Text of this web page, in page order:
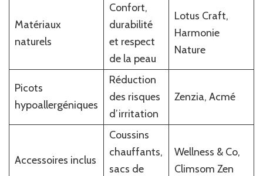
Matériaux
naturels
Confort,
durabilité
et respect
de la peau
Lotus Craft,
Harmonie
Nature
Picots
hypoallergéniques
Réduction
des risques
d’irritation
Zenzia, Acmé
Accessoires inclus
Coussins
chauffants,
sacs de
Wellness & Co,
Climsom Zen